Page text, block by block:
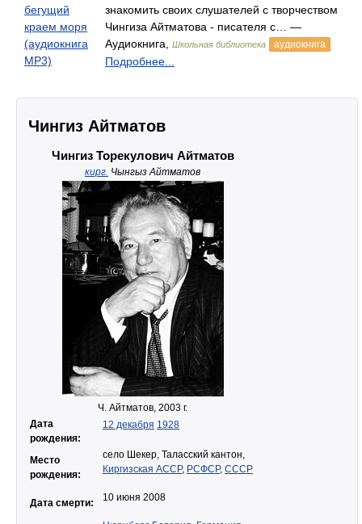
бегущий
краем моря
(аудиокнига
MP3)
знакомить своих слушателей с творчеством
Чингиза Айтматова - писателя с… —
Аудиокнига,
Школьная библиотека аудиокнига
Подробнее...
Чингиз Айтматов
Чингиз Торекулович Айтматов
кирг. Чынгыз Айтматов
Ч. Айтматов, 2003 г.
Дата
рождения:
12 декабря 1928
Место
рождения:
село Шекер, Таласский кантон,
Киргизская АССР, РСФСР, СССР
Дата смерти: 10 июня 2008